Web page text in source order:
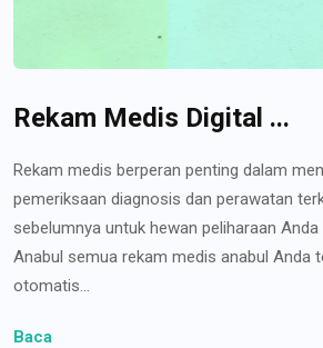
Rekam Medis Digital ...
Rekam medis berperan penting dalam
pemeriksaan diagnosis dan perawatan
sebelumnya untuk hewan peliharaan Anda
Anabul semua rekam medis anabul Anda
otomatis...
Baca